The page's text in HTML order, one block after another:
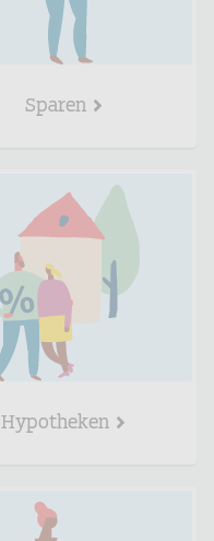
Sparen
Hypotheken